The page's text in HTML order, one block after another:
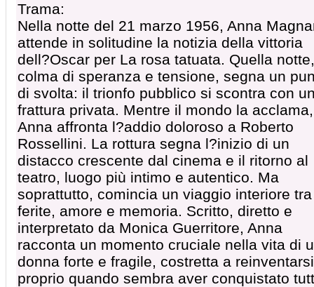
Trama:
Nella notte del 21 marzo 1956, Anna
attende in solitudine la notizia della vittoria
dell?Oscar per La rosa tatuata. Quella notte,
colma di speranza e tensione, segna un
di svolta: il trionfo pubblico si scontra con
frattura privata. Mentre il mondo la acclama,
Anna affronta l?addio doloroso a Roberto
Rossellini. La rottura segna l?inizio di un
distacco crescente dal cinema e il ritorno al
teatro, luogo più intimo e autentico. Ma
soprattutto, comincia un viaggio interiore tra
ferite, amore e memoria. Scritto, diretto e
interpretato da Monica Guerritore, Anna
racconta un momento cruciale nella vita di
donna forte e fragile, costretta a reinventarsi
proprio quando sembra aver conquistato